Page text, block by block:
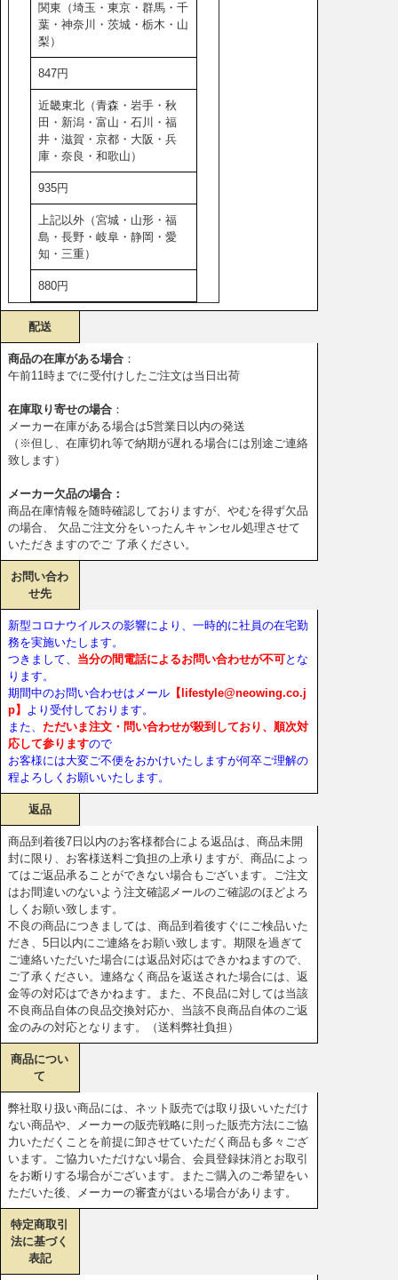
関東（埼玉・東京・群馬・千
葉・神奈川・茨城・栃木・山
梨）
847円
近畿東北（青森・岩手・秋
田・新潟・富山・石川・福
井・滋賀・京都・大阪・兵
庫・奈良・和歌山）
935円
上記以外（宮城・山形・福
島・長野・岐阜・静岡・愛
知・三重）
880円
配送
商品の在庫がある場合 ：
午前11時までに受付けしたご注文は当日出荷
在庫取り寄せの場合 ：
メーカー在庫がある場合は5営業日以内の発送
（※但し、在庫切れ等で納期が遅れる場合には別途ご連絡
致します）
メーカー欠品の場合：
商品在庫情報を随時確認しておりますが、やむを得ず欠品
の場合、 欠品ご注文分をいったんキャンセル処理させて
いただきますのでご 了承ください。
お問い合わ
せ先
新型コロナウイルスの影響により、一時的に社員の在宅勤
務を実施いたします。
つきまして、 当分の間電話によるお問い合わせが不可とな
ります。
期間中のお問い合わせはメール 【lifestyle@neowing.co.j
p】 より受付しております。
また、 ただいま注文・問い合わせが殺到しており、順次対
応して参りますので
お客様には大変ご不便をおかけいたしますが何卒ご理解の
程よろしくお願いいたします。
返品
商品到着後7日以内のお客様都合による返品は、商品未開
封に限り、お客様送料ご負担の上承りますが、商品によっ
てはご返品承ることができない場合もございます。ご注文
はお間違いのないよう注文確認メールのご確認のほどよろ
しくお願い致します。
不良の商品につきましては、商品到着後すぐにご検品いた
だき、5日以内にご連絡をお願い致します。期限を過ぎて
ご連絡いただいた場合には返品対応はできかねますので、
ご了承ください。連絡なく商品を返送された場合には、返
金等の対応はできかねます。また、不良品に対しては当該
不良商品自体の良品交換対応か、当該不良商品自体のご返
金のみの対応となります。（送料弊社負担）
商品につい
て
弊社取り扱い商品には、ネット販売では取り扱いいただけ
ない商品や、メーカーの販売戦略に則った販売方法にご協
力いただくことを前提に卸させていただく商品も多々ござ
います。ご協力いただけない場合、会員登録抹消とお取引
をお断りする場合がございます。またご購入のご希望をい
ただいた後、メーカーの審査がはいる場合があります。
特定商取引
法に基づく
表記